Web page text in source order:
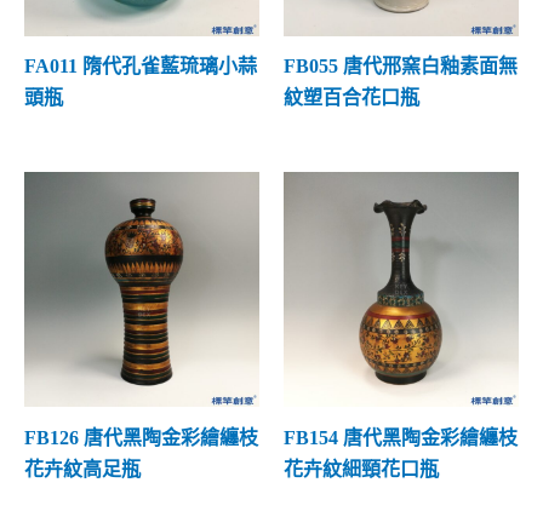
FA011 隋代孔雀藍琉璃小蒜
頭瓶
FB055 唐代邢窯白釉素面無
紋塑百合花口瓶
FB126 唐代黑陶金彩繪纏枝
花卉紋高足瓶
FB154 唐代黑陶金彩繪纏枝
花卉紋細頸花口瓶